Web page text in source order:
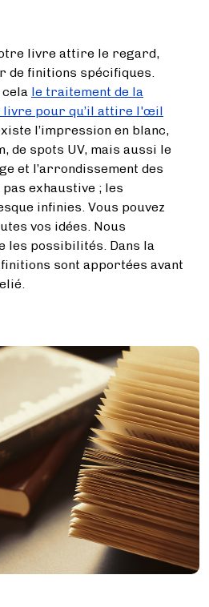
livre attire le regard,
de finitions spécifiques.
cela le traitement de la
livre pour qu’il attire l'œil
l’impression en blanc,
de spots UV, mais aussi le
et l’arrondissement des
exhaustive ; les
infinies. Vous pouvez
vos idées. Nous
les possibilités. Dans la
sont apportées avant